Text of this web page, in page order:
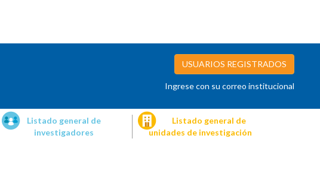
USUARIOS REGISTRADOS
Ingrese con su correo institucional
Listado general de
investigadores
Listado general de
unidades de investigación